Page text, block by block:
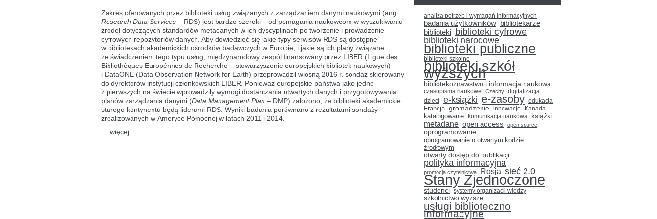
z danymi
badawczymi
w europejskich
bibliotekach
szkół
wyższych:
sondażu
Zakres oferowanych przez biblioteki usług związanych z zarządzaniem danymi naukowymi (ang.
Research Data Services – RDS) jest bardzo szeroki – od pomagania naukowcom w wyszukiwaniu
źródeł dotyczących standardów metadanych w ich dyscyplinach po tworzenie i prowadzenie
cyfrowych repozytoriów danych. Aby dowiedzieć się jakie typy serwisów RDS są dostępne
w bibliotekach akademickich ośrodków badawczych w Europie, i jakie są ich plany związane
ze świadczeniem tego typu usług, międzynarodowy zespól finansowany przez LIBER (Ligue des
Bibliothèques Europénnes de Recherche – stowarzyszenie europejskich bibliotek naukowych)
i DataONE (Data Observation Network for Earth) przeprowadził wiosną 2016 r. sondaż skierowany
do dyrektorów instytucji członkowskich LIBER. Ponieważ europejskie państwa jako jedne
z pierwszych na świecie wprowadziły wymogi dostarczania otwartych danych i przygotowywania
planów zarządzania danymi (Data Management Plan – DMP) założono, że biblioteki akademickie
starego kontynentu będą liderami RDS. Wyniki badania porównano z rezultatami sondaży
zrealizowanych w Ameryce Północnej w latach 2011 i 2014.
więcej
analiza potrzeb i wymagań informacyjnych
badania użytkowników bibliotekarze
biblioteki biblioteki cyfrowe
biblioteki narodowe
biblioteki publiczne
biblioteki szkolne
biblioteki szkół
wyższych
bibliotekoznawstwo i informacja naukowa
czasopisma naukowe Czechy digitalizacja
dzieci e-książki e-zasoby edukacja
Francja gromadzenie innowacje
Kanada
katalogowanie
komunikacja naukowa książki
metadane open access open source
oprogramowanie
oprogramowanie o otwartym kodzie
źrodłowym
otwarty dostęp do publikacji
polityka informacyjna
promocja czytelnictwa Rosja sieć 2.0
Stany Zjednoczone
studenci systemy organizacji wiedzy
szkolnictwo wyższe
usługi biblioteczno
informacyjne